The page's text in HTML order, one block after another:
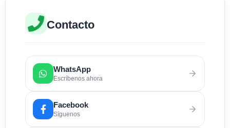
Contacto
WhatsApp
Escríbenos ahora
Facebook
Síguenos